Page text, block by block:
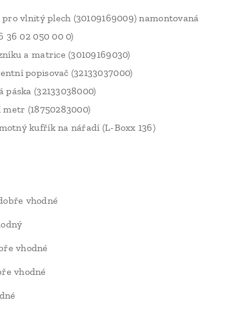
vlnitý plech (30109169009) namontovaná
36 02 050 00 0)
a matrice (30109169030)
popisovač (32133037000)
páska (32133038000)
metr (18750283000)
kufřík na nářadí (L-Boxx 136)
vhodné
vhodné
vhodné